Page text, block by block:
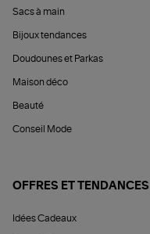
Sacs à main
Bijoux tendances
Doudounes et Parkas
Maison déco
Beauté
Conseil Mode
OFFRES ET TENDANCES
Idées Cadeaux